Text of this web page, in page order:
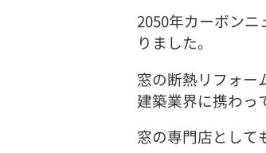
2050年カーボン
りました。
窓の断熱リフォー
建築業界に携わっ
窓の専門店として